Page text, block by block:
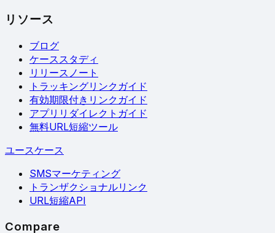
リソース
ブログ
ケーススタディ
リリースノート
トラッキングリンクガイド
有効期限付きリンクガイド
アプリリダイレクトガイド
無料URL短縮ツール
ユースケース
SMSマーケティング
トランザクショナルリンク
URL短縮API
Compare